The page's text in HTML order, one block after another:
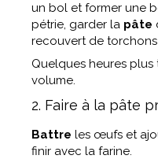
un bol et former une
pétrie, garder la pâte
recouvert de
Quelques heures
volume.
2. Faire à la pâte
Battre les œufs et
finir avec la farine.